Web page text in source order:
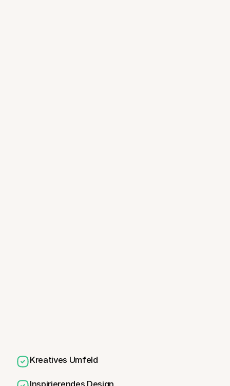
Kreatives Umfeld
Inspirierendes Design